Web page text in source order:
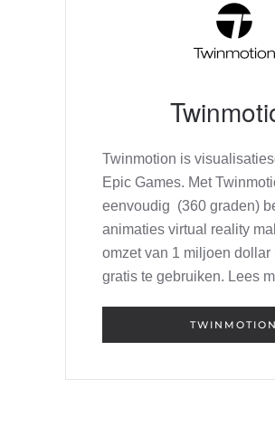
Twinmotion is
Epic Games. Met
eenvoudig (360 graden)
animaties virtual reality
omzet van 1 miljoen dollar
gratis te gebruiken. Lees
TWINMOTION